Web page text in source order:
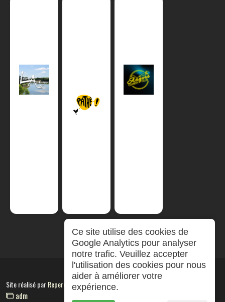
Site réalisé parRepereCom
adm
Ce site utilise des cookies de
Google Analytics pour analyser
notre trafic. Veuillez accepter
l'utilisation des cookies pour nous
aider à améliorer votre
expérience.